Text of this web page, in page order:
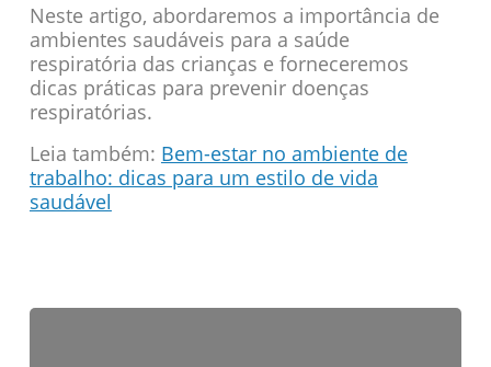
Neste artigo, abordaremos a importância de
ambientes saudáveis para a saúde
respiratória das crianças e forneceremos
dicas práticas para prevenir doenças
respiratórias.
Leia também: Bem-estar no ambiente de
trabalho: dicas para um estilo de vida
saudável